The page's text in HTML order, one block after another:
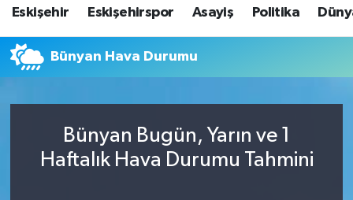
Eskişehir Eskişehirspor Asayiş Politika
Bünyan Hava Durumu
Bünyan Bugün, Yarın ve 1
Haftalık Hava Durumu Tahmini
Çevre
Dünya
Ekonomi
Eskişehir
Eskişehir Trafik Yoğunluk Haritası
TFF 3.Lig 4.Grup Puan Durumu ve Fikstür
Son Dakika Haberleri
Haber Arşivi